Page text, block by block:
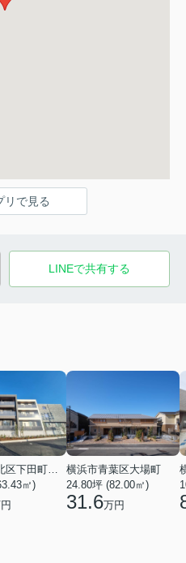
リで見る
LINEで共有する
㎡)
横浜市青葉区大場町
24.80坪 (82.00㎡)
31.6万円